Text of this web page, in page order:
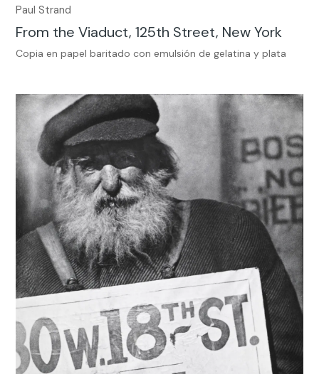
Paul Strand
From the Viaduct, 125th Street, New York
Copia en papel baritado con emulsión de gelatina y plata